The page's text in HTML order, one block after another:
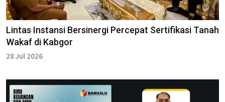
Lintas Instansi Bersinergi Percepat Sertifikasi Tanah
Wakaf di Kabgor
28 Jul 2026